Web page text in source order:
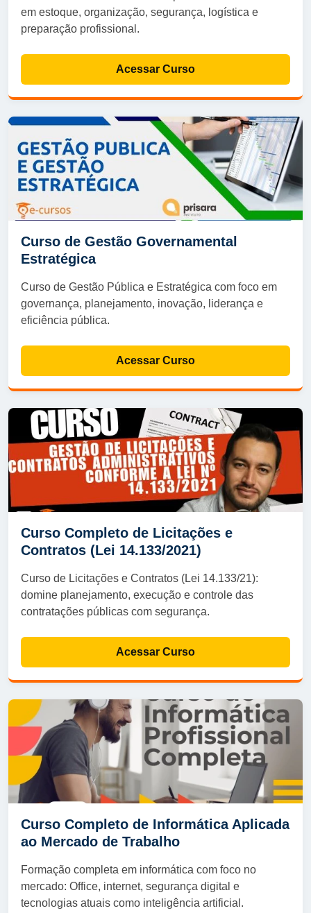
em estoque, organização, segurança, logística e
preparação profissional.
Acessar Curso
Curso de Gestão Governamental
Estratégica
Curso de Gestão Pública e Estratégica com foco em
governança, planejamento, inovação, liderança e
eficiência pública.
Acessar Curso
Curso Completo de Licitações e
Contratos (Lei 14.133/2021)
Curso de Licitações e Contratos (Lei 14.133/21):
domine planejamento, execução e controle das
contratações públicas com segurança.
Acessar Curso
Curso Completo de Informática Aplicada
ao Mercado de Trabalho
Formação completa em informática com foco no
mercado: Office, internet, segurança digital e
tecnologias atuais como inteligência artificial.